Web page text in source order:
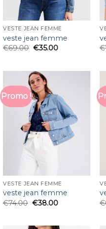
VESTE JEAN FEMME
veste jean femme
€69.00 €35.00
€
Promo !
VESTE JEAN FEMME
veste jean femme
€74.00 €38.00
€